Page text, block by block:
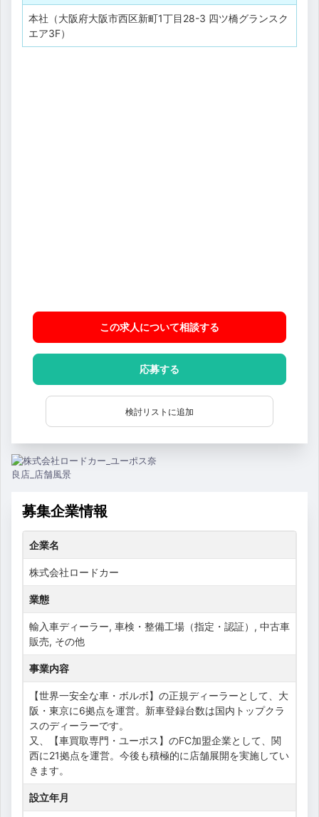
本社（大阪府大阪市西区新町1丁目28-3 四ツ橋グランスク
エア3F）
この求人について相談する
応募する
検討リストに追加
募集企業情報
企業名
株式会社ロードカー
業態
輸入車ディーラー, 車検・整備工場（指定・認証）, 中古車
販売, その他
事業内容
【世界一安全な車・ボルボ】の正規ディーラーとして、大
阪・東京に6拠点を運営。新車登録台数は国内トップクラ
スのディーラーです。
又、【車買取専門・ユーポス】のFC加盟企業として、関
西に21拠点を運営。今後も積極的に店舗展開を実施してい
きます。
設立年月